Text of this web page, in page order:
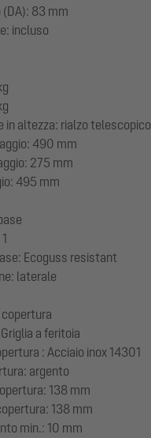
83 mm
incluso
in altezza: rialzo telescopico
490 mm
275 mm
495 mm
Ecoguss resistant
laterale
a feritoia
: Acciaio inox 14301
argento
138 mm
138 mm
min.: 10 mm